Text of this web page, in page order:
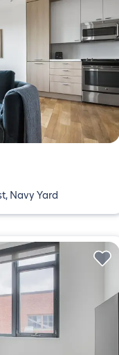
Navy Yard